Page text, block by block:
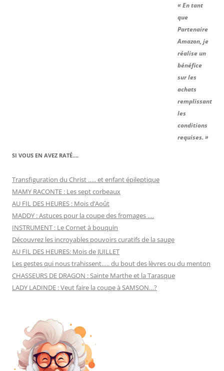
« En tant
que
Partenaire
Amazon, je
réalise un
bénéfice
sur les
achats
remplissant
les
conditions
requises. »
SI VOUS EN AVEZ RATÉ….
Transfiguration du Christ ….. et enfant épileptique
MAMY RACONTE : Les sept corbeaux
AU FIL DES HEURES : Mois d’Août
MADDY : Astuces pour la coupe des fromages ….
INSTRUMENT : Le Cornet à bouquin
Découvrez les incroyables pouvoirs curatifs de la sauge
AU FIL DES HEURES: Mois de JUILLET
Les gestes qui nous trahissent….. du bout des lèvres ou du menton
CHASSEURS DE DRAGON : Sainte Marthe et la Tarasque
LADY LADINDE : Veut faire la coupe à SAMSON…?